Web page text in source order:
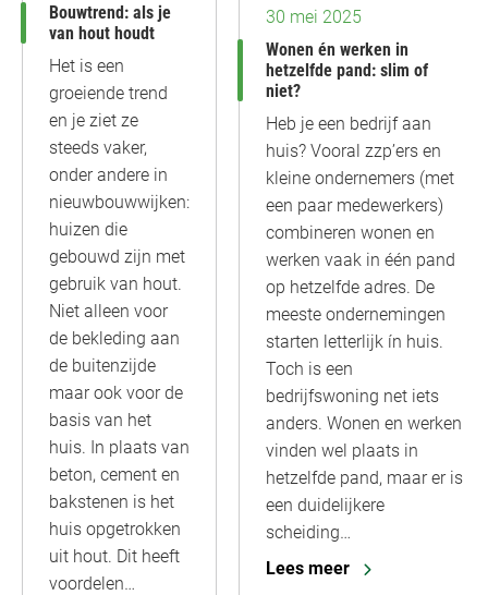
Bouwtrend: als je
van hout houdt
Het is een
groeiende trend
en je ziet ze
steeds vaker,
onder andere in
nieuwbouwwijken:
huizen die
gebouwd zijn met
gebruik van hout.
Niet alleen voor
de bekleding aan
de buitenzijde
maar ook voor de
basis van het
huis. In plaats van
beton, cement en
bakstenen is het
huis opgetrokken
uit hout. Dit heeft
voordelen…
30 mei 2025
Wonen én werken in
hetzelfde pand: slim of
niet?
Heb je een bedrijf aan
huis? Vooral zzp’ers en
kleine ondernemers (met
een paar medewerkers)
combineren wonen en
werken vaak in één pand
op hetzelfde adres. De
meeste ondernemingen
starten letterlijk ín huis.
Toch is een
bedrijfswoning net iets
anders. Wonen en werken
vinden wel plaats in
hetzelfde pand, maar er is
een duidelijkere
scheiding…
Lees meer